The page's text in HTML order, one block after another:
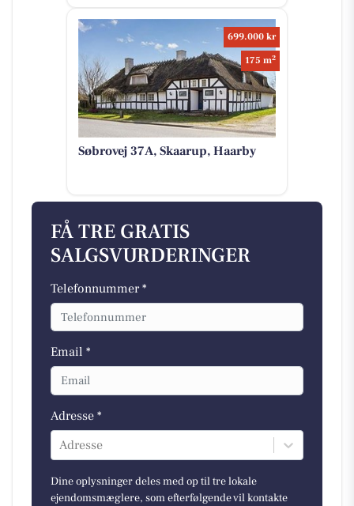
699.000 kr
175 m2
Søbrovej 37A, Skaarup, Haarby
FÅ TRE GRATIS
SALGSVURDERINGER
Telefonnummer *
Email *
Adresse *
Adresse
Dine oplysninger deles med op til tre lokale
ejendomsmæglere, som efterfølgende vil kontakte